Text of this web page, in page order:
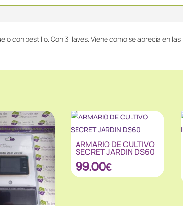
con pestillo. Con 3 llaves. Viene como se aprecia en las
ARMARIO DE CULTIVO
SECRET JARDIN DS60
99.00€